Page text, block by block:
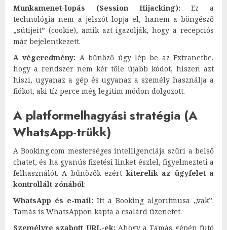
Munkamenet-lopás (Session Hijacking): Ez a
technológia nem a jelszót lopja el, hanem a böngésző
„sütijeit” (cookie), amik azt igazolják, hogy a recepciós
már bejelentkezett.
A végeredmény: A bűnöző úgy lép be az Extranetbe,
hogy a rendszer nem kér tőle újabb kódot, hiszen azt
hiszi, ugyanaz a gép és ugyanaz a személy használja a
fiókot, aki tíz perce még legitim módon dolgozott.
A platformelhagyási stratégia (A
WhatsApp-trükk)
A Booking.com mesterséges intelligenciája szűri a belső
chatet, és ha gyanús fizetési linket észlel, figyelmezteti a
felhasználót. A bűnözők ezértkiterelik az ügyfelet a
kontrollált zónából:
WhatsApp és e-mail: Itt a Booking algoritmusa „vak”.
Tamás is WhatsAppon kapta a csalárd üzenetet.
Személyre szabott URL-ek: Ahogy a Tamás gépén futó